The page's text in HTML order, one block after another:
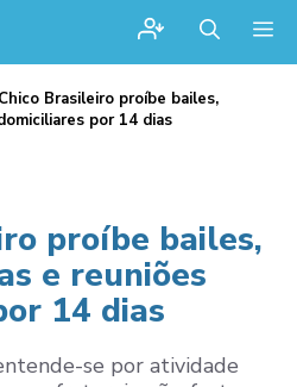
Chico Brasileiro proíbe bailes,
por 14 dias
proíbe bailes,
e reuniões
14 dias
se por atividade